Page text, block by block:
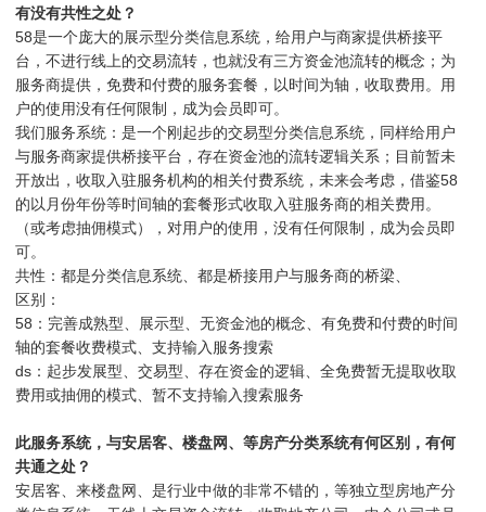
有没有共性之处？
58是一个庞大的展示型分类信息系统，给用户与商家提供桥接平
台，不进行线上的交易流转，也就没有三方资金池流转的概念；为
服务商提供，免费和付费的服务套餐，以时间为轴，收取费用。用
户的使用没有任何限制，成为会员即可。
我们服务系统：是一个刚起步的交易型分类信息系统，同样给用户
与服务商家提供桥接平台，存在资金池的流转逻辑关系；目前暂未
开放出，收取入驻服务机构的相关付费系统，未来会考虑，借鉴58
的以月份年份等时间轴的套餐形式收取入驻服务商的相关费用。
（或考虑抽佣模式），对用户的使用，没有任何限制，成为会员即
可。
共性：都是分类信息系统、都是桥接用户与服务商的桥梁、
区别：
58：完善成熟型、展示型、无资金池的概念、有免费和付费的时间
轴的套餐收费模式、支持输入服务搜索
ds：起步发展型、交易型、存在资金的逻辑、全免费暂无提取收取
费用或抽佣的模式、暂不支持输入搜索服务
此服务系统，与安居客、楼盘网、等房产分类系统有何区别，有何
共通之处？
安居客、来楼盘网、是行业中做的非常不错的，等独立型房地产分